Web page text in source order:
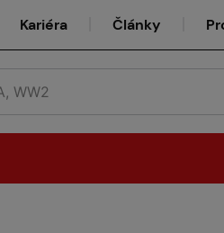
Kariéra Články